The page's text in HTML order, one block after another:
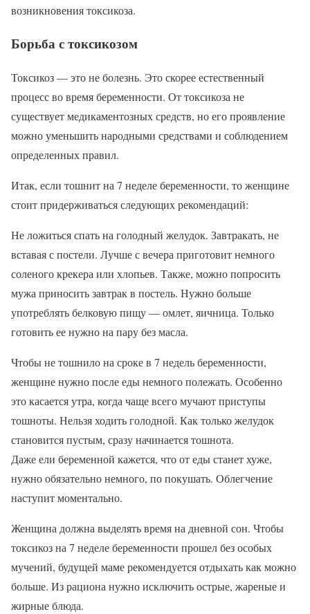
возникновения токсикоза.
Борьба с токсикозом
Токсикоз — это не болезнь. Это скорее естественный
процесс во время беременности. От токсикоза не
существует медикаментозных средств, но его проявление
можно уменьшить народными средствами и соблюдением
определенных правил.
Итак, если тошнит на 7 неделе беременности, то женщине
стоит придерживаться следующих рекомендаций:
Не ложиться спать на голодный желудок. Завтракать, не
вставая с постели. Лучше с вечера приготовит немного
соленого крекера или хлопьев. Также, можно попросить
мужа приносить завтрак в постель. Нужно больше
употреблять белковую пищу — омлет, яичница. Только
готовить ее нужно на пару без масла.
Чтобы не тошнило на сроке в 7 недель беременности,
женщине нужно после еды немного полежать. Особенно
это касается утра, когда чаще всего мучают приступы
тошноты. Нельзя ходить голодной. Как только желудок
становится пустым, сразу начинается тошнота.
Даже ели беременной кажется, что от еды станет хуже,
нужно обязательно немного, по покушать. Облегчение
наступит моментально.
Женщина должна выделять время на дневной сон. Чтобы
токсикоз на 7 неделе беременности прошел без особых
мучений, будущей маме рекомендуется отдыхать как можно
больше. Из рациона нужно исключить острые, жареные и
жирные блюда.